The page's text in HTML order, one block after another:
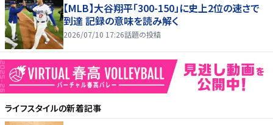
【MLB】大谷翔平「300-150」に史上2位の速さで
到達 記録の意味を読み解く
2026/07/10 17:26話題の投稿
ライフスタイルの新着記事